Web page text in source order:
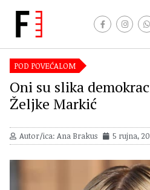
POD POVEĆALOM
Oni su slika
Željke Markić
Autor/ica: Ana Brakus 5 rujna,